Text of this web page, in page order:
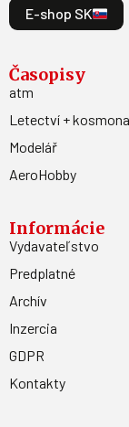
E-shop SK
Časopisy
atm
Letectví +
Modelář
AeroHobby
Informácie
Vydavateľstvo
Predplatné
Archív
Inzercia
GDPR
Kontakty